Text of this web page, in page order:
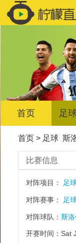
首页 足
首页> 足球 斯
比赛信息
对阵项目： 足
对阵赛事： 足
对阵球队： 斯
开赛时间：Sat